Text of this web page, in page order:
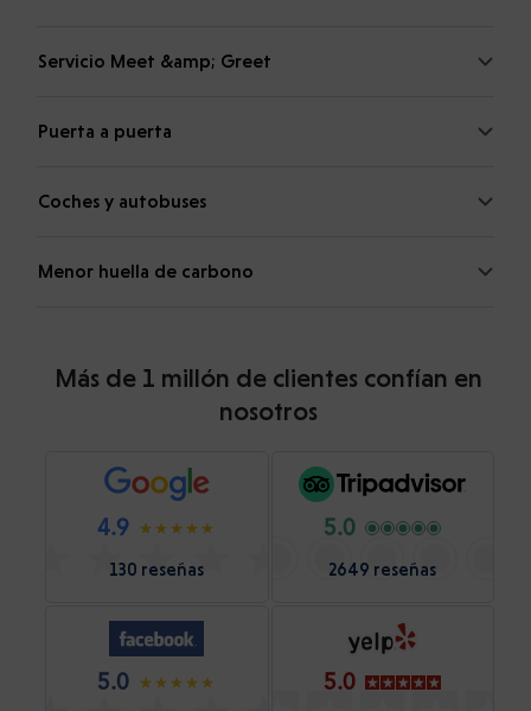
Servicio Meet &amp; Greet
Puerta a puerta
Coches y autobuses
Menor huella de carbono
Más de 1 millón de clientes confían en
nosotros
4.9
130 reseñas
5.0
2649 reseñas
5.0 5.0